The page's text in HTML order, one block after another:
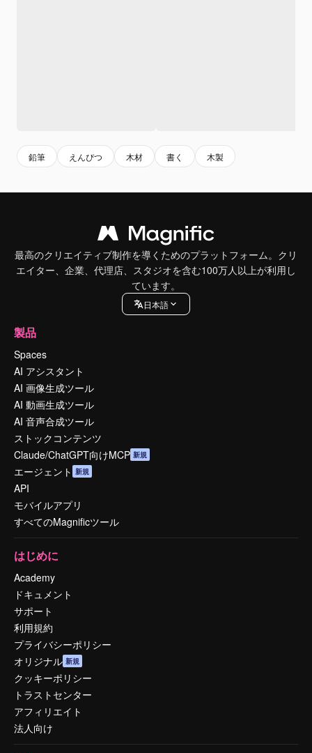
鉛筆 えんぴつ 木材 書く 木製
最高のクリエイティブ制作を導くためのプラットフォーム。クリ
エイター、企業、代理店、スタジオを含む100万人以上が利用し
ています。
日本語
製品
Spaces
AI アシスタント
AI 画像生成ツール
AI 動画生成ツール
AI 音声合成ツール
ストックコンテンツ
Claude/ChatGPT向けMCP 新規
エージェント 新規
API
モバイルアプリ
すべてのMagnificツール
はじめに
Academy
ドキュメント
サポート
利用規約
プライバシーポリシー
オリジナル 新規
クッキーポリシー
トラストセンター
アフィリエイト
法人向け